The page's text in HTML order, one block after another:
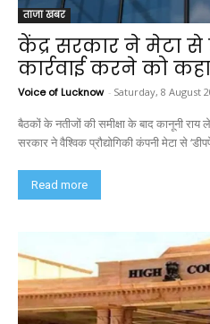
ताजा खबर
केंद्र सरकार ने मेटा
कार्रवाई करने को
Voice of Lucknow - Saturday, 8 August
बैठकों के नतीजों की समीक्षा के बाद कानूनी
सरकार ने वैश्विक प्रौद्योगिकी कंपनी मेटा से
Read more